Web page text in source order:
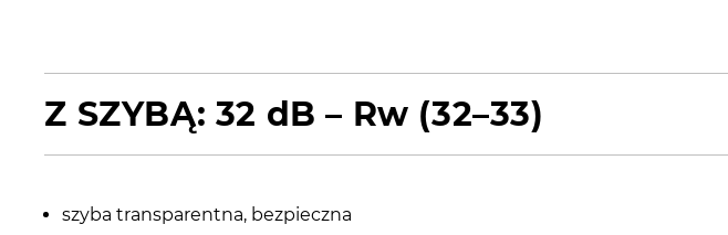
Z SZYBĄ: 32 dB – Rw (32–33)
szyba transparentna, bezpieczna